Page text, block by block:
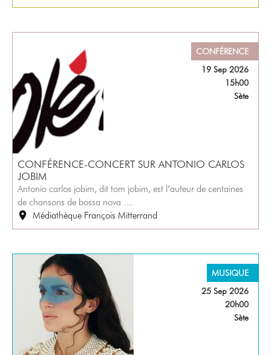
CONFÉRENCE
19 Sep 2026
15h00
Sète
CONFÉRENCE-CONCERT SUR ANTONIO CARLOS
JOBIM
Antonio carlos jobim, dit tom jobim, est l’auteur de centaines
de chansons de bossa nova …
Médiathèque François Mitterrand
MUSIQUE
25 Sep 2026
20h00
Sète